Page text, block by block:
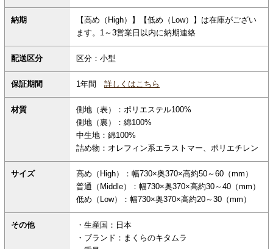
納期
【高め（High）】【低め（Low）】は在庫がござい
ます。1～3営業日以内に納期連絡
配送区分 区分：小型
保証期間 1年間 詳しくはこちら
材質
側地（表）：ポリエステル100%
側地（裏）：綿100%
中生地：綿100%
詰め物：オレフィン系エラストマー、ポリエチレン
サイズ
高め（High）：幅730×奥370×高約50～60（mm）
普通（Middle）：幅730×奥370×高約30～40（mm）
低め（Low）：幅730×奥370×高約20～30（mm）
その他
・生産国：日本
・ブランド：まくらのキタムラ